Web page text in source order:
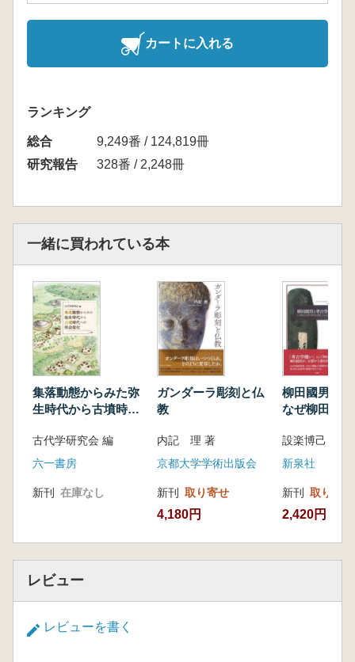
カートに入れる
ランキング
総合
9,249番 / 124,819冊
研究報告
328番 / 2,248冊
一緒に買われている本
集落動態からみた弥
生時代から古墳時代
古代学研究会 編
六一書房
新刊 在庫なし
ガンダーラ彫刻と仏
教
内記 理 著
京都大学学術出版会
新刊 取り寄せ
4,180円
柳田國男と
なぜ柳田は
新泉社
新刊 取り寄せ
2,420円
レビュー
レビューを書く